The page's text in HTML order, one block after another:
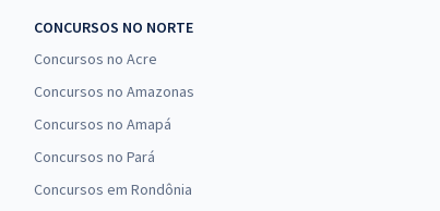
CONCURSOS NO NORTE
Concursos no Acre
Concursos no Amazonas
Concursos no Amapá
Concursos no Pará
Concursos em Rondônia